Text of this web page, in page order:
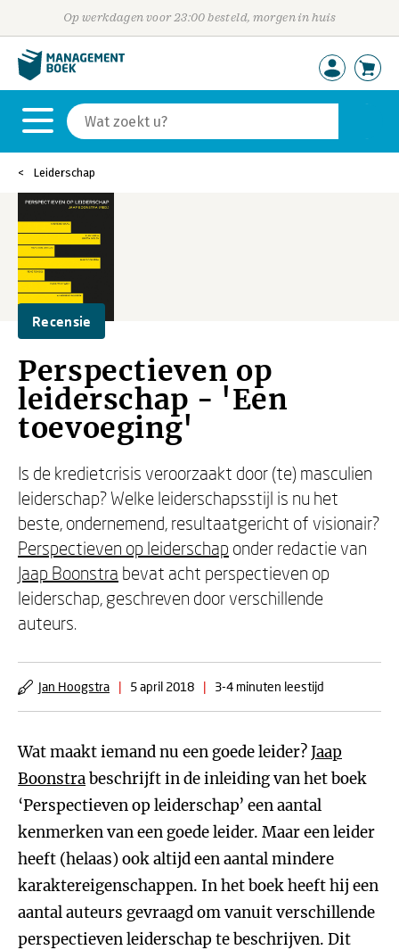
Op werkdagen voor 23:00 besteld, morgen in huis
Leiderschap
Recensie
Perspectieven op
leiderschap - 'Een
toevoeging'
Is de kredietcrisis veroorzaakt door (te) masculien
leiderschap? Welke leiderschapsstijl is nu het
beste, ondernemend, resultaatgericht of visionair?
Perspectieven op leiderschap onder redactie van
Jaap Boonstra bevat acht perspectieven op
leiderschap, geschreven door verschillende
auteurs.
Jan Hoogstra | 5 april 2018 | 3-4 minuten leestijd
Wat maakt iemand nu een goede leider?Jaap
Boonstrabeschrijft in de inleiding van het boek
‘Perspectieven op leiderschap’ een aantal
kenmerken van een goede leider. Maar een leider
heeft (helaas) ook altijd een aantal mindere
karaktereigenschappen. In het boek heeft hij een
aantal auteurs gevraagd om vanuit verschillende
perspectieven leiderschap te beschrijven. Dit